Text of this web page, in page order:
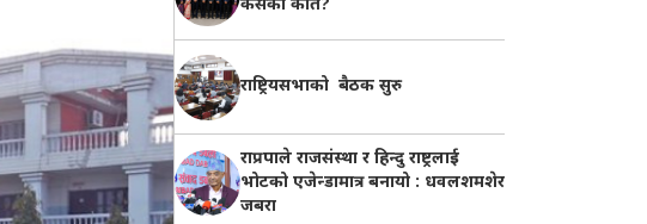
कसको कति?
राष्ट्रियसभाको बैठक सुरु
राप्रपाले राजसंस्था र हिन्दु राष्ट्रलाई
भोटको एजेन्डामात्र बनायो : धवलशमशेर
जबरा